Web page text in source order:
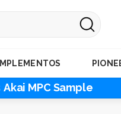
Akai MPC Sample